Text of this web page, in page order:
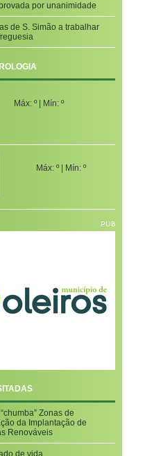
por unanimidade
de S. Simão a trabalhar
Máx: º | Mín: º
Máx: º | Mín: º
Zonas de
da Implantação de
Renováveis
de vida